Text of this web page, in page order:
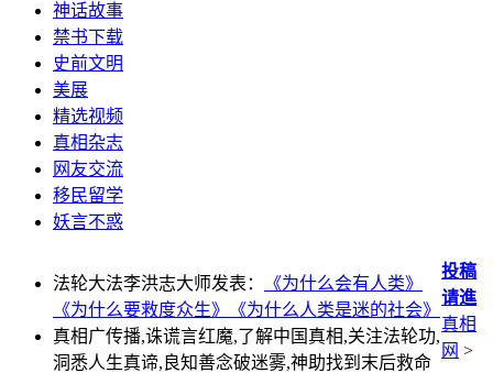
神话故事
禁书下载
史前文明
美展
精选视频
真相杂志
网友交流
移民留学
妖言不惑
法轮大法李洪志大师发表：
《为什么会有人类》
《为什么要救度众生》
《为什么人类是迷的社会》
真相广传播,诛谎言红魔,了解中国真相,关注法轮功,
洞悉人生真谛,良知善念破迷雾,神助找到末后救命
投稿
请進
真相
网 >